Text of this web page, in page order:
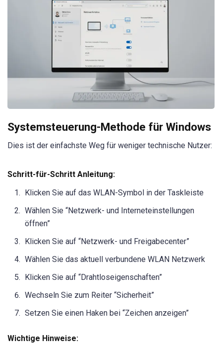
Systemsteuerung-Methode für Windows
Dies ist der einfachste Weg für weniger technische Nutzer:
Schritt-für-Schritt Anleitung:
Klicken Sie auf das WLAN-Symbol in der Taskleiste
Wählen Sie “Netzwerk- und Interneteinstellungen
öffnen”
Klicken Sie auf “Netzwerk- und Freigabecenter”
Wählen Sie das aktuell verbundene WLAN Netzwerk
Klicken Sie auf “Drahtloseigenschaften”
Wechseln Sie zum Reiter “Sicherheit”
Setzen Sie einen Haken bei “Zeichen anzeigen”
Wichtige Hinweise: